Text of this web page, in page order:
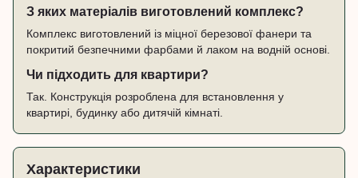
З яких матеріалів виготовлений комплекс?
Комплекс виготовлений із міцної березової фанери та
покритий безпечними фарбами й лаком на водній основі.
Чи підходить для квартири?
Так. Конструкція розроблена для встановлення у
квартирі, будинку або дитячій кімнаті.
Характеристики